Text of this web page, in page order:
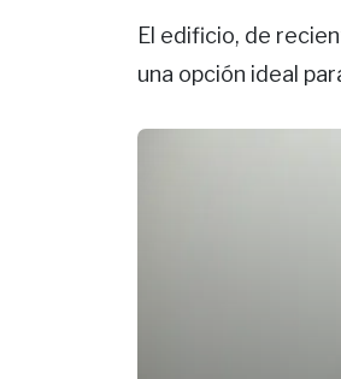
El edificio, de
una opción ideal